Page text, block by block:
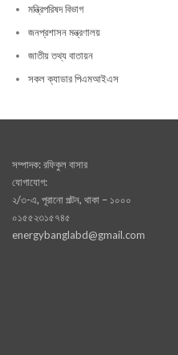
মন্ত্রিপরিষদ বিভাগ
জনপ্রশাসন মন্ত্রণালয়
জাতীয় তথ্য বাতায়ন
সকল ক্যাডার পিএমআইএস
সম্পাদক: রফিকুল বাসার
যোগাযোগ:
২/৩-এ, পূরানো পল্টন, থাকা – ১০০০
০১৫৫২৩১৫৭৪৫
energybanglabd@gmail.com